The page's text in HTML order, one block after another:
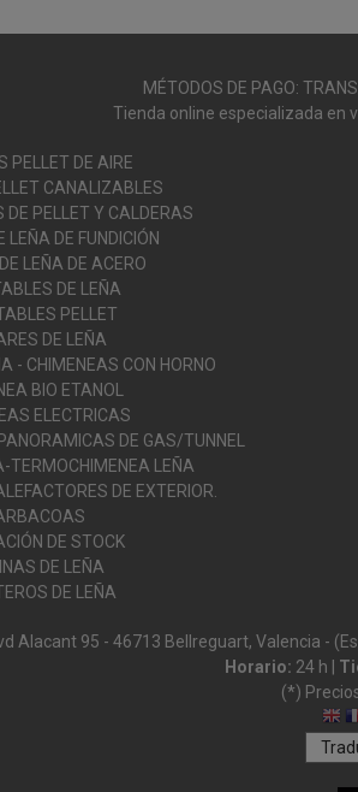
MÉTODOS DE PAGO:
Tienda online especializada en
PELLET DE AIRE
CANALIZABLES
DE PELLET Y CALDERAS
LEÑA DE FUNDICIÓN
LEÑA DE ACERO
DE LEÑA
PELLET
DE LEÑA
- CHIMENEAS CON HORNO
BIO ETANOL
ELECTRICAS
DE GAS/TUNNEL
TERMOCHIMENEA LEÑA
DE EXTERIOR.
DE STOCK
DE LEÑA
DE LEÑA
Alacant 95 - 46713 Bellreguart, Valencia -
Horario: 24 h |
(*)